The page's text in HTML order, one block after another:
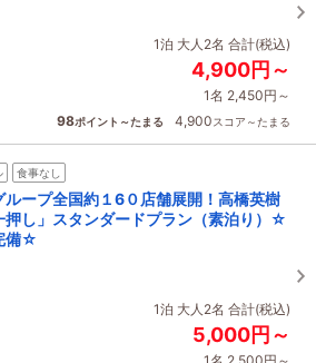
1泊 大人2名 合計(税込)
4,900円～
1名 2,450円～
98ポイント～たまる 4,900スコア～たまる
食事なし
ループ全国約１6０店舗展開！高橋英樹
押し」スタンダードプラン（素泊り）☆
備☆
1泊 大人2名 合計(税込)
5,000円～